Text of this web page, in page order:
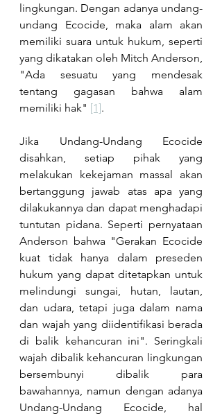
lingkungan. Dengan adanya undang-
undang Ecocide, maka alam akan
memiliki suara untuk hukum, seperti
yang dikatakan oleh Mitch Anderson,
"Ada sesuatu yang mendesak
tentang gagasan bahwa alam
memiliki hak" [1].
Jika Undang-Undang Ecocide
disahkan, setiap pihak yang
melakukan kekejaman massal akan
bertanggung jawab atas apa yang
dilakukannya dan dapat menghadapi
tuntutan pidana. Seperti pernyataan
Anderson bahwa "Gerakan Ecocide
kuat tidak hanya dalam preseden
hukum yang dapat ditetapkan untuk
melindungi sungai, hutan, lautan,
dan udara, tetapi juga dalam nama
dan wajah yang diidentifikasi berada
di balik kehancuran ini". Seringkali
wajah dibalik kehancuran lingkungan
bersembunyi dibalik para
bawahannya, namun dengan adanya
Undang-Undang Ecocide, hal